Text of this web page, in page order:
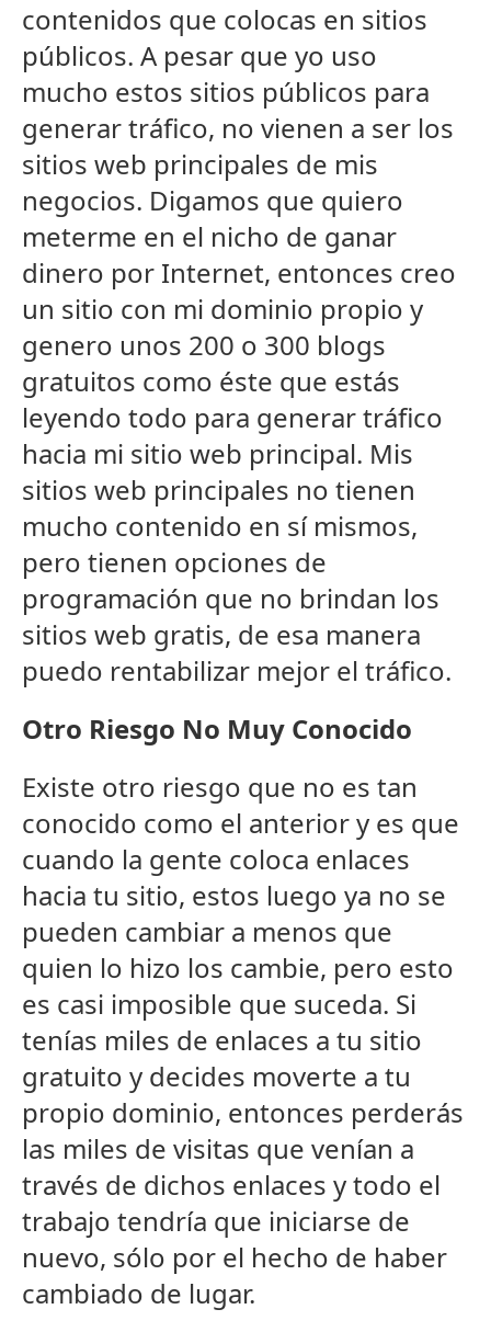
contenidos que colocas en sitios
públicos. A pesar que yo uso
mucho estos sitios públicos para
generar tráfico, no vienen a ser los
sitios web principales de mis
negocios. Digamos que quiero
meterme en el nicho de ganar
dinero por Internet, entonces creo
un sitio con mi dominio propio y
genero unos 200 o 300 blogs
gratuitos como éste que estás
leyendo todo para generar tráfico
hacia mi sitio web principal. Mis
sitios web principales no tienen
mucho contenido en sí mismos,
pero tienen opciones de
programación que no brindan los
sitios web gratis, de esa manera
puedo rentabilizar mejor el tráfico.
Otro Riesgo No Muy Conocido
Existe otro riesgo que no es tan
conocido como el anterior y es que
cuando la gente coloca enlaces
hacia tu sitio, estos luego ya no se
pueden cambiar a menos que
quien lo hizo los cambie, pero esto
es casi imposible que suceda. Si
tení­as miles de enlaces a tu sitio
gratuito y decides moverte a tu
propio dominio, entonces perderás
las miles de visitas que vení­an a
través de dichos enlaces y todo el
trabajo tendrí­a que iniciarse de
nuevo, sólo por el hecho de haber
cambiado de lugar.